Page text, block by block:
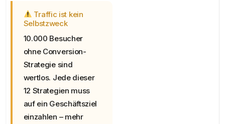
Traffic ist kein
Selbstzweck
10.000 Besucher
ohne Conversion-
Strategie sind
wertlos. Jede dieser
12 Strategien muss
auf ein Geschäftsziel
einzahlen – mehr